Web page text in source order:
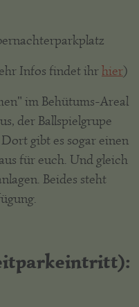
Infos findet ihrhier)
im Behütums-Areal
der Ballspielgrupe
gibt es sogar einen
für euch. Und gleich
Beides steht